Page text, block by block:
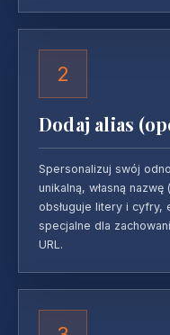
2
Dodaj alias
Spersonalizuj swój
unikalną, własną
obsługuje litery i cyfry,
specjalne dla
URL.